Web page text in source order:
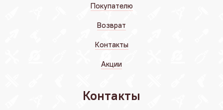
Покупателю
Возврат
Контакты
Акции
Контакты